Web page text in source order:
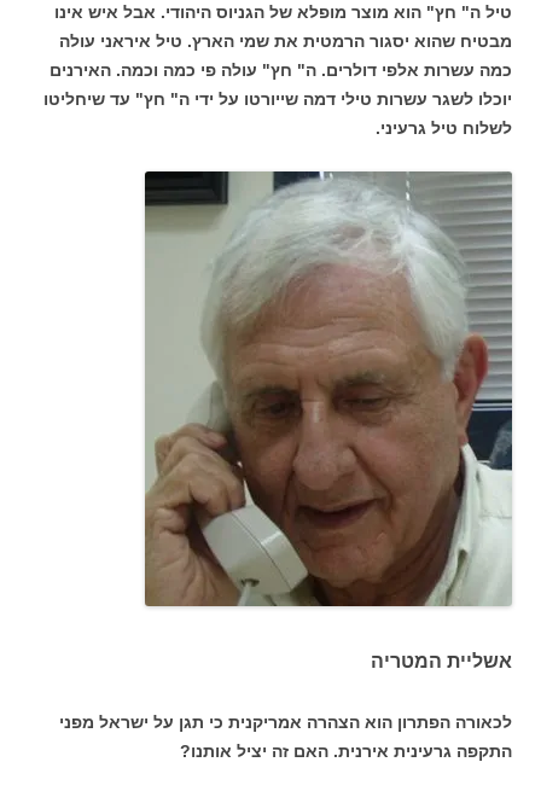
טיל ה" חץ" הוא מוצר מופלא של הגניוס היהודי. אבל איש אינו
מבטיח שהוא יסגור הרמטית את שמי הארץ. טיל איראני עולה
כמה עשרות אלפי דולרים. ה" חץ" עולה פי כמה וכמה. האירנים
יוכלו לשגר עשרות טילי דמה שייורטו על ידי ה" חץ" עד שיחליטו
לשלוח טיל גרעיני.
אשליית המטריה
לכאורה הפתרון הוא הצהרה אמריקנית כי תגן על ישראל מפני
התקפה גרעינית אירנית. האם זה יציל אותנו?